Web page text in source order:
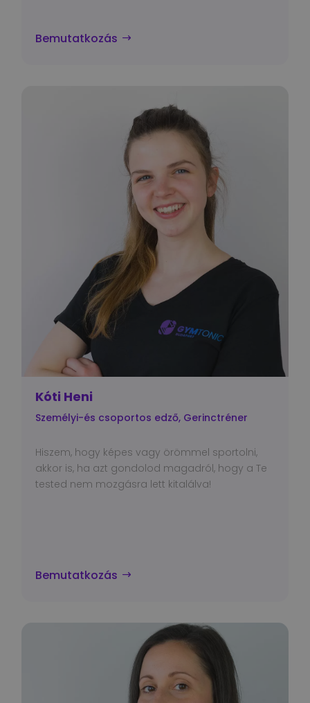
Bemutatkozás
Kóti Heni
Személyi-és csoportos edző, Gerinctréner
Hiszem, hogy képes vagy örömmel sportolni,
akkor is, ha azt gondolod magadról, hogy a Te
tested nem mozgásra lett kitalálva!
Bemutatkozás